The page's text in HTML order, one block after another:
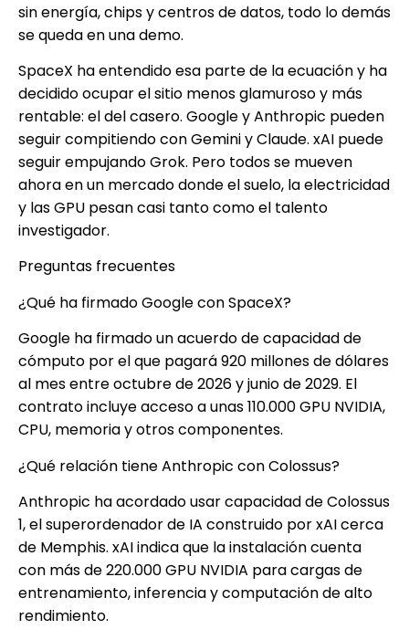
sin energía, chips y centros de datos, todo lo demás
se queda en una demo.
SpaceX ha entendido esa parte de la ecuación y ha
decidido ocupar el sitio menos glamuroso y más
rentable: el del casero. Google y Anthropic pueden
seguir compitiendo con Gemini y Claude. xAI puede
seguir empujando Grok. Pero todos se mueven
ahora en un mercado donde el suelo, la electricidad
y las GPU pesan casi tanto como el talento
investigador.
Preguntas frecuentes
¿Qué ha firmado Google con SpaceX?
Google ha firmado un acuerdo de capacidad de
cómputo por el que pagará 920 millones de dólares
al mes entre octubre de 2026 y junio de 2029. El
contrato incluye acceso a unas 110.000 GPU NVIDIA,
CPU, memoria y otros componentes.
¿Qué relación tiene Anthropic con Colossus?
Anthropic ha acordado usar capacidad de Colossus
1, el superordenador de IA construido por xAI cerca
de Memphis. xAI indica que la instalación cuenta
con más de 220.000 GPU NVIDIA para cargas de
entrenamiento, inferencia y computación de alto
rendimiento.